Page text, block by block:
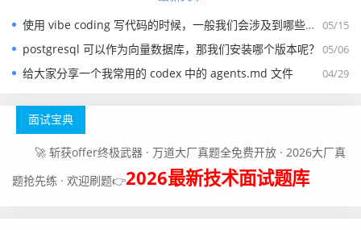
05/15
使用 vibe coding 写代码的时候，一般我们会涉及到哪些提示词？
05/06
postgresql 可以作为向量数据库，那我们安装哪个版本呢？
04/29
给大家分享一个我常用的 codex 中的 agents.md 文件
面试宝典
🚀 斩获offer终极武器 · 万道大厂真题全免费开放 · 2026大厂真
题抢先练 · 欢迎刷题👉2026最新技术面试题库